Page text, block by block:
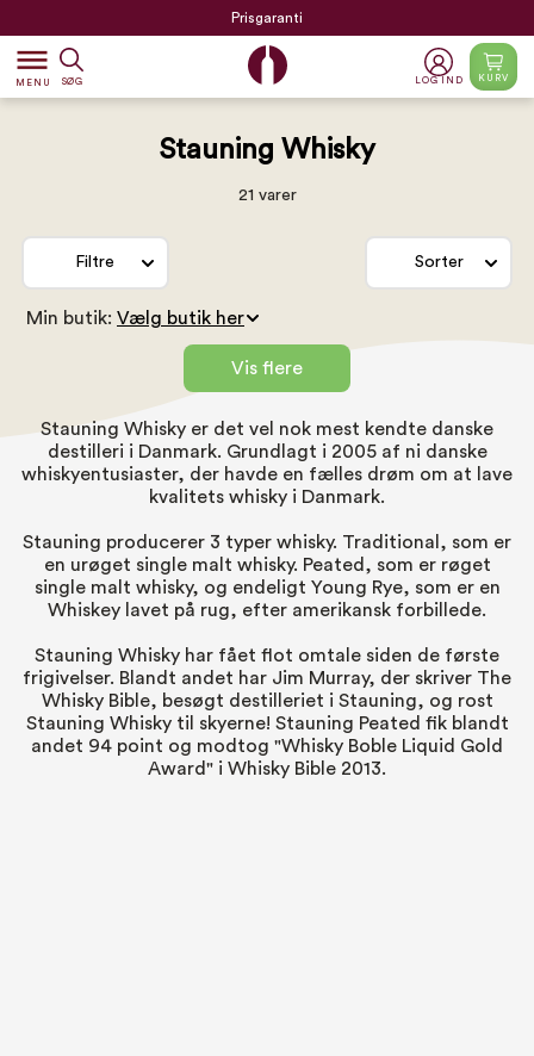
Prisgaranti
dehaze
MENU SØG LOG IND KURV
Stauning Whisky
21 varer
Filtre Sorter
Min butik:
Vis flere
Stauning Whisky er det vel nok mest kendte danske
destilleri i Danmark. Grundlagt i 2005 af ni danske
whiskyentusiaster, der havde en fælles drøm om at lave
kvalitets whisky i Danmark.
Stauning producerer 3 typer whisky. Traditional, som er
en urøget single malt whisky. Peated, som er røget
single malt whisky, og endeligt Young Rye, som er en
Whiskey lavet på rug, efter amerikansk forbillede.
Stauning Whisky har fået flot omtale siden de første
frigivelser. Blandt andet har Jim Murray, der skriver The
Whisky Bible, besøgt destilleriet i Stauning, og rost
Stauning Whisky til skyerne! Stauning Peated fik blandt
andet 94 point og modtog "Whisky Boble Liquid Gold
Award" i Whisky Bible 2013.